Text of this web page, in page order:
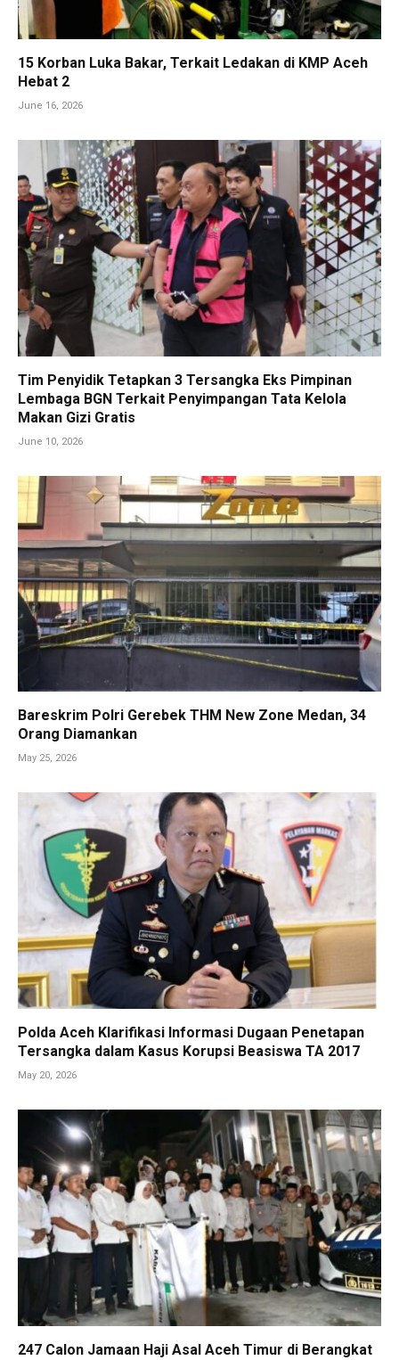
15 Korban Luka Bakar, Terkait Ledakan di KMP Aceh
Hebat 2
June 16, 2026
Tim Penyidik Tetapkan 3 Tersangka Eks Pimpinan
Lembaga BGN Terkait Penyimpangan Tata Kelola
Makan Gizi Gratis
June 10, 2026
Bareskrim Polri Gerebek THM New Zone Medan, 34
Orang Diamankan
May 25, 2026
Polda Aceh Klarifikasi Informasi Dugaan Penetapan
Tersangka dalam Kasus Korupsi Beasiswa TA 2017
May 20, 2026
247 Calon Jamaan Haji Asal Aceh Timur di Berangkat